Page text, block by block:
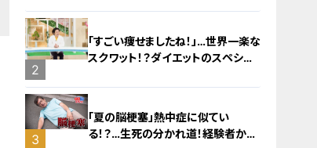
に！発症前のキケンなサインと対処
2
「すごい痩せましたね！」…世界一楽な
スクワット！？ダイエットのスペシャ
3
「夏の脳梗塞」熱中症に似てい
る！？…生死の分かれ道！経験者から